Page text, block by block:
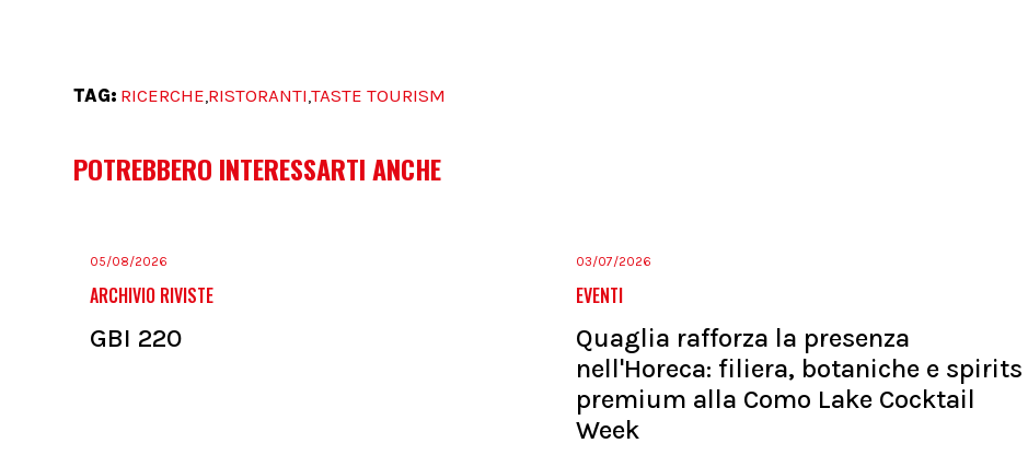
TAG: RICERCHE,RISTORANTI,TASTE TOURISM
POTREBBERO INTERESSARTI ANCHE
05/08/2026
ARCHIVIO RIVISTE
GBI 220
03/07/2026
EVENTI
Quaglia rafforza la presenza
nell'Horeca: filiera, botaniche e spirits
premium alla Como Lake Cocktail
Week